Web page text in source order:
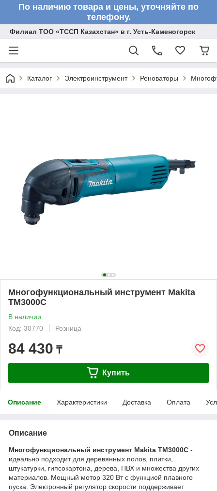
По наличию товара и цены, уточняйте по
телефону.
Филиал ТОО «ТССП Казахстан» в г. Усть-Каменогорск
Каталог Электроинструмент Реноваторы
Многофункциональный инструмент Makita
TM3000C
В наличии
Код: 30770
Розница
84 430 ₸
Купить
Описание Характеристики Доставка Оплата
Описание
Многофункциональный инструмент Makita TM3000C -
идеально подходит для деревянных полов, плитки,
штукатурки, гипсокартона, дерева, ПВХ и множества других
материалов. Мощный мотор 320 Вт с функцией плавного
пуска. Электронный регулятор скорости поддерживает